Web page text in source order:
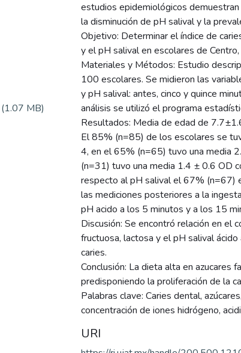
(1.07 MB)
estudios epidemiológicos demuestran
la disminución de pH salival y la
Objetivo: Determinar el índice de
y el pH salival en escolares de Centro,
Materiales y Métodos: Estudio
100 escolares. Se midieron las
y pH salival: antes, cinco y quince
análisis se utilizó el programa
Resultados: Media de edad de
El 85% (n=85) de los escolares se
4, en el 65% (n=65) tuvo una media
(n=31) tuvo una media 1.4 ± 0.6 OD
respecto al pH salival el 67% (n=67)
las mediciones posteriores a la
pH acido a los 5 minutos y a los 15
Discusión: Se encontró relación en el
fructuosa, lactosa y el pH salival
caries.
Conclusión: La dieta alta en azucares
predisponiendo la proliferación de la
Palabras clave: Caries dental,
concentración de iones hidrógeno,
URI